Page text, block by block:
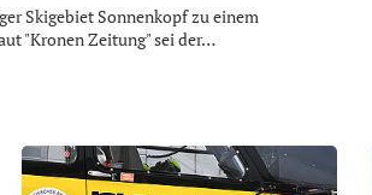
Skigebiet Sonnenkopf zu einem
"Kronen Zeitung" sei der…